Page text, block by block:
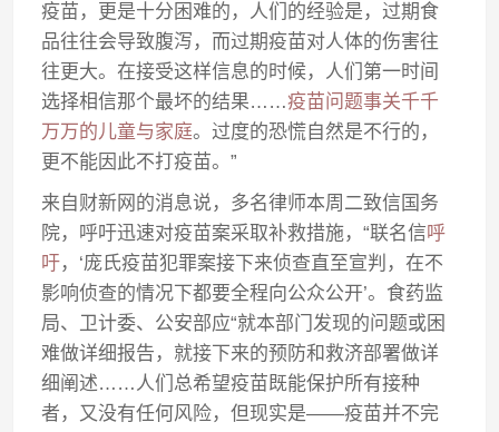
疫苗，更是十分困难的，人们的经验是，过期食
品往往会导致腹泻，而过期疫苗对人体的伤害往
往更大。在接受这样信息的时候，人们第一时间
选择相信那个最坏的结果……疫苗问题事关千千
万万的儿童与家庭。过度的恐慌自然是不行的，
更不能因此不打疫苗。”
来自财新网的消息说，多名律师本周二致信国务
院，呼吁迅速对疫苗案采取补救措施，“联名信呼
吁，‘庞氏疫苗犯罪案接下来侦查直至宣判，在不
影响侦查的情况下都要全程向公众公开’。食药监
局、卫计委、公安部应“就本部门发现的问题或困
难做详细报告，就接下来的预防和救济部署做详
细阐述……人们总希望疫苗既能保护所有接种
者，又没有任何风险，但现实是——疫苗并不完